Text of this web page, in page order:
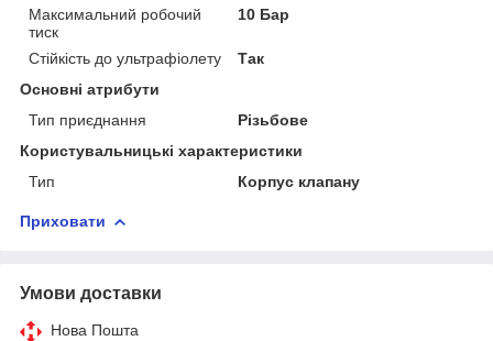
Максимальний робочий
тиск
10 Бар
Стійкість до ультрафіолету
Так
Основні атрибути
Тип приєднання
Різьбове
Користувальницькі характеристики
Тип
Корпус клапану
Приховати
Умови доставки
Нова Пошта